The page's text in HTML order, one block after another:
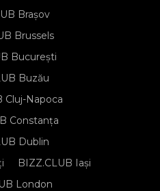
Brașov
Brussels
București
Buzău
Cluj-Napoca
Constanța
Dublin
BIZZ.CLUB Iași
London